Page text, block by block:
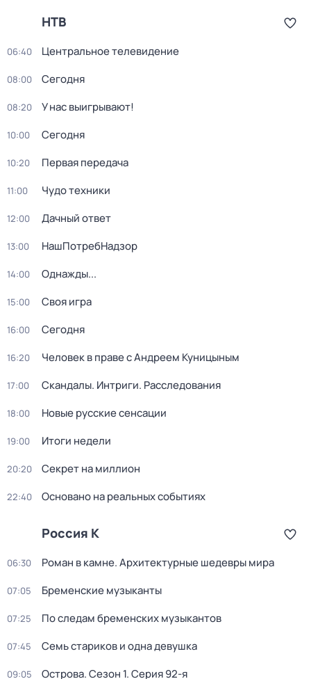
НТВ
06:40 Центральное телевидение
08:00 Сегодня
08:20 У нас выигрывают!
10:00 Сегодня
10:20 Первая передача
11:00 Чудо техники
12:00 Дачный ответ
13:00 НашПотребНадзор
14:00 Однажды...
15:00 Своя игра
16:00 Сегодня
16:20 Человек в праве с Андреем Куницыным
17:00 Скандалы. Интриги. Расследования
18:00 Новые русские сенсации
19:00 Итоги недели
20:20 Секрет на миллион
22:40 Основано на реальных событиях
Россия К
06:30 Роман в камне. Архитектурные шедевры мира
07:05 Бременские музыканты
07:25 По следам бременских музыкантов
07:45 Семь стариков и одна девушка
09:05 Острова. Сезон 1. Серия 92-я